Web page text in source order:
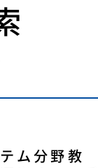
ム分野教